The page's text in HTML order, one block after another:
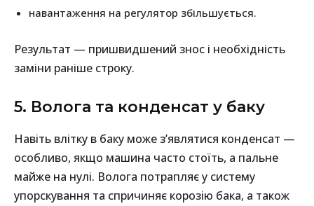
навантаження на регулятор збільшується.
Результат — пришвидшений знос і необхідність
заміни раніше строку.
5. Волога та конденсат у баку
Навіть влітку в баку може з’являтися конденсат —
особливо, якщо машина часто стоїть, а пальне
майже на нулі. Волога потрапляє у систему
упорскування та спричиняє корозію бака, а також